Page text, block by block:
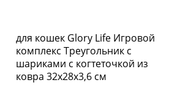
для кошек Glory Life Игровой
комплекс Треугольник с
шариками c когтеточкой из
ковра 32х28х3,6 см